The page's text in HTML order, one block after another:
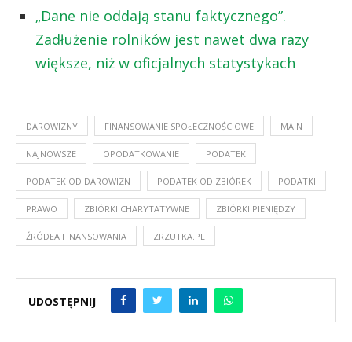
„Dane nie oddają stanu faktycznego”.
Zadłużenie rolników jest nawet dwa razy
większe, niż w oficjalnych statystykach
DAROWIZNY FINANSOWANIE SPOŁECZNOŚCIOWE MAIN
NAJNOWSZE OPODATKOWANIE PODATEK
PODATEK OD DAROWIZN PODATEK OD ZBIÓREK PODATKI
PRAWO ZBIÓRKI CHARYTATYWNE ZBIÓRKI PIENIĘDZY
ŹRÓDŁA FINANSOWANIA ZRZUTKA.PL
UDOSTĘPNIJ